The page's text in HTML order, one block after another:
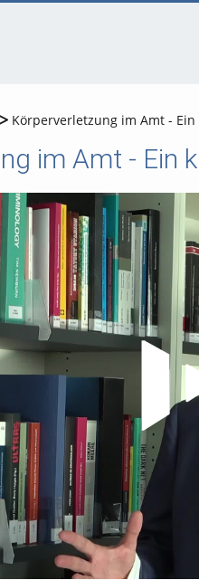
Körperverletzung im Amt -
im Amt - Ein